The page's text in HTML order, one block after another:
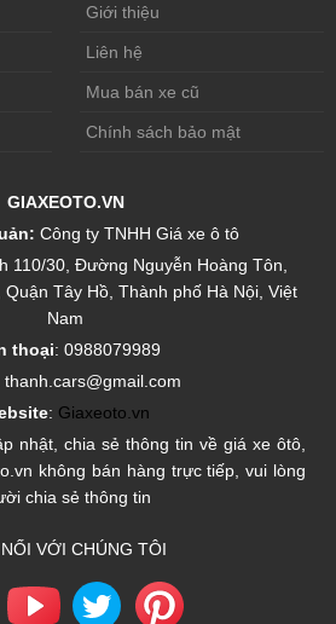
Giới thiệu
Liên hệ
Mua bán xe cũ
Chính sách bảo mật
GIAXEOTO.VN
Công ty TNHH Giá xe ô tô
110/30, Đường Nguyễn Hoàng Tôn,
Tây Hồ, Thành phố Hà Nội, Việt
Nam
thoại: 0988079989
thanh.cars@gmail.com
: Giaxeoto.vn
nhật, chia sẻ thông tin về giá xe ôtô,
không bán hàng trực tiếp, vui lòng
chia sẻ thông tin
VỚI CHÚNG TÔI